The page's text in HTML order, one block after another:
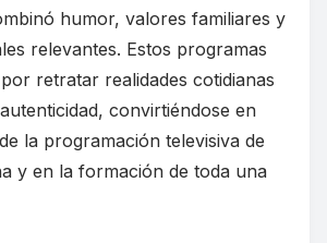
humor, valores familiares y
relevantes. Estos programas
retratar realidades cotidianas
convirtiéndose en
la programación televisiva de
y en la formación de toda una